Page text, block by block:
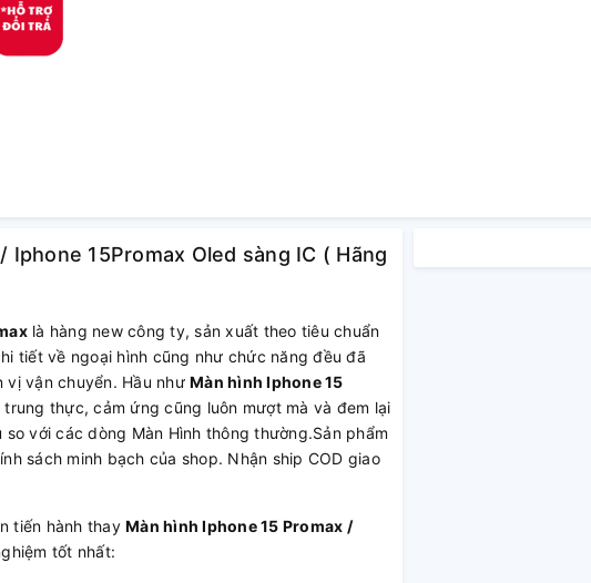
15Promax Oled sàng IC ( Hãng
là hàng new công ty, sản xuất theo tiêu chuẩn
tiết về ngoại hình cũng như chức năng đều đã
vận chuyển. Hầu như Màn hình Iphone 15
thực, cảm ứng cũng luôn mượt mà và đem lại
với các dòng Màn Hình thông thường.Sản phẩm
sách minh bạch của shop. Nhận ship COD giao
tiến hành thay Màn hình Iphone 15 Promax /
tốt nhất: